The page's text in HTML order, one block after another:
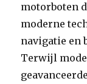
motorboten
moderne
navigatie en
Terwijl